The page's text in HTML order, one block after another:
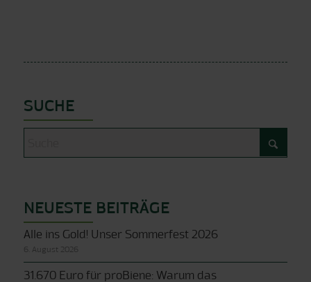
SUCHE
NEUESTE BEITRÄGE
Alle ins Gold! Unser Sommerfest 2026
6. August 2026
31.670 Euro für proBiene: Warum das